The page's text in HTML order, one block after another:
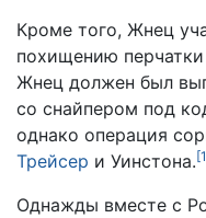
Кроме того, Жнец
похищению
Жнец должен был
со снайпером под
однако операция
Трейсер и Уинстона.[
Однажды вместе с